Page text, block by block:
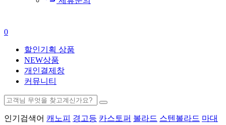
0
할인기획 상품
NEW상품
개인결제창
커뮤니티
인기검색어 캐노피 경고등 카스토퍼 볼라드 스텐볼라드 마대